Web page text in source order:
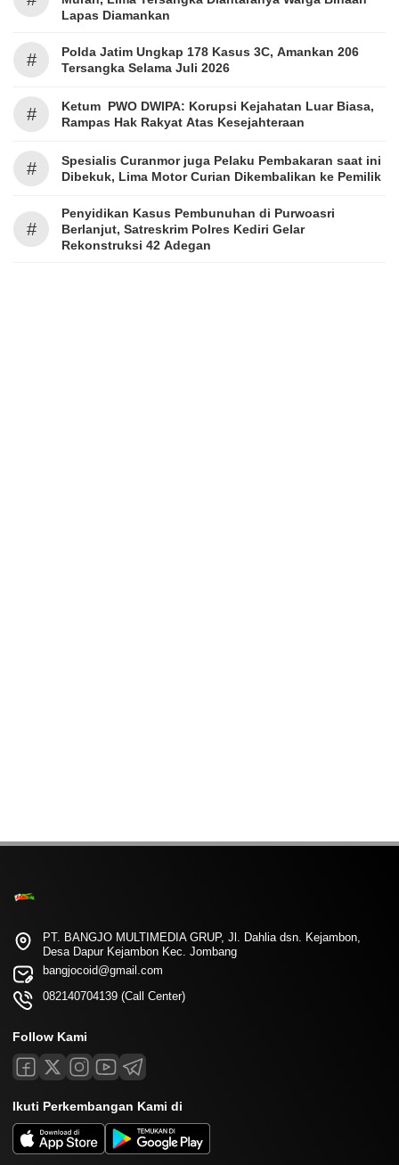
Lapas Diamankan
#
Polda Jatim Ungkap 178 Kasus 3C, Amankan 206
Tersangka Selama Juli 2026
#
Ketum PWO DWIPA: Korupsi Kejahatan Luar Biasa,
Rampas Hak Rakyat Atas Kesejahteraan
#
Spesialis Curanmor juga Pelaku Pembakaran saat ini
Dibekuk, Lima Motor Curian Dikembalikan ke Pemilik
#
Penyidikan Kasus Pembunuhan di Purwoasri
Berlanjut, Satreskrim Polres Kediri Gelar
Rekonstruksi 42 Adegan
PT. BANGJO MULTIMEDIA GRUP, Jl. Dahlia dsn. Kejambon,
Desa Dapur Kejambon Kec. Jombang
bangjocoid@gmail.com
082140704139 (Call Center)
Follow Kami
Ikuti Perkembangan Kami di